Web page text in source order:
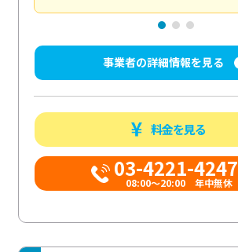
事業者の詳細情報を見る
料金を見る
03-4221-4247
08:00～20:00 年中無休